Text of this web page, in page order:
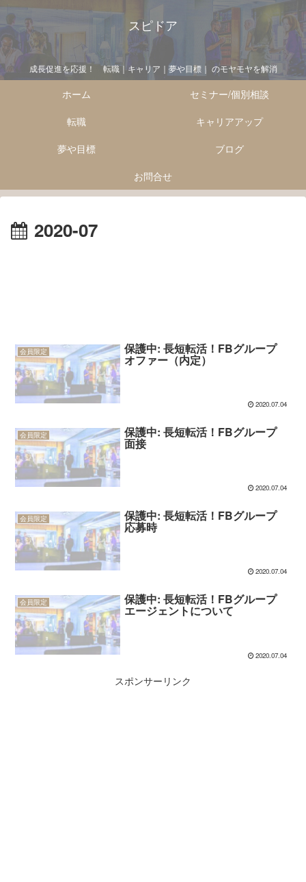
スピドア
成長促進を応援！ 転職｜キャリア｜夢や目標｜ のモヤモヤを解消
ホーム
セミナー/個別相談
転職
キャリアアップ
夢や目標
ブログ
お問合せ
2020-07
会員限定 保護中: 長短転活！FBグループ
オファー（内定）
2020.07.04
会員限定 保護中: 長短転活！FBグループ
面接
2020.07.04
会員限定 保護中: 長短転活！FBグループ
応募時
2020.07.04
会員限定 保護中: 長短転活！FBグループ
エージェントについて
2020.07.04
スポンサーリンク